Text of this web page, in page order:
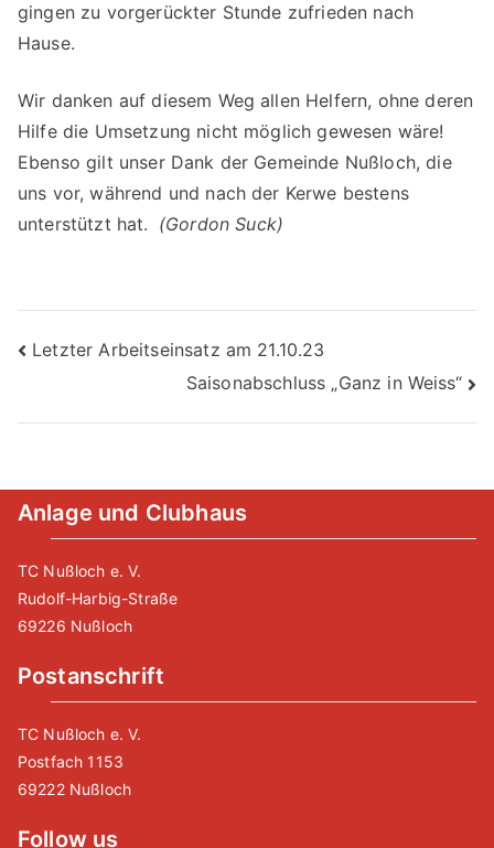
gingen zu vorgerückter Stunde zufrieden nach
Hause.
Wir danken auf diesem Weg allen Helfern, ohne deren
Hilfe die Umsetzung nicht möglich gewesen wäre!
Ebenso gilt unser Dank der Gemeinde Nußloch, die
uns vor, während und nach der Kerwe bestens
unterstützt hat. (Gordon Suck)
Beitragsnavigation
Letzter Arbeitseinsatz am 21.10.23
Saisonabschluss „Ganz in Weiss“
Anlage und Clubhaus
TC Nußloch e. V.
Rudolf-Harbig-Straße
69226 Nußloch
Postanschrift
TC Nußloch e. V.
Postfach 1153
69222 Nußloch
Follow us